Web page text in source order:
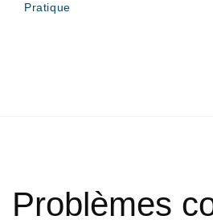
Pratique
Problèmes